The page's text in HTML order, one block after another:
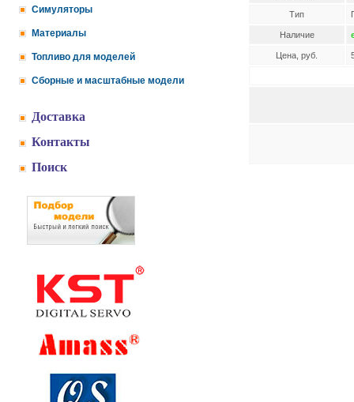
Симуляторы
Материалы
Топливо для моделей
Сборные и масштабные модели
Доставка
Контакты
Поиск
Тип
Наличие
Цена, руб.